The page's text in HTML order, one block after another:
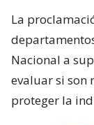
La
Nacional a
evaluar si son
proteger la